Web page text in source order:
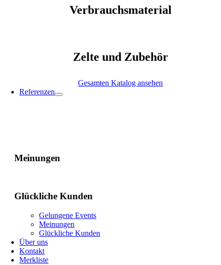
Verbrauchsmaterial
Zelte und Zubehör
Gesamten Katalog ansehen
Referenzen
Meinungen
Glückliche Kunden
Gelungene Events
Meinungen
Glückliche Kunden
Über uns
Kontakt
Merkliste